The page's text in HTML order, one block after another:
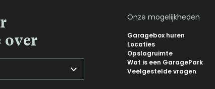
Onze mogelijkheden
Garagebox huren
Locaties
Opslagruimte
Wat is een GaragePark
Veelgestelde vragen